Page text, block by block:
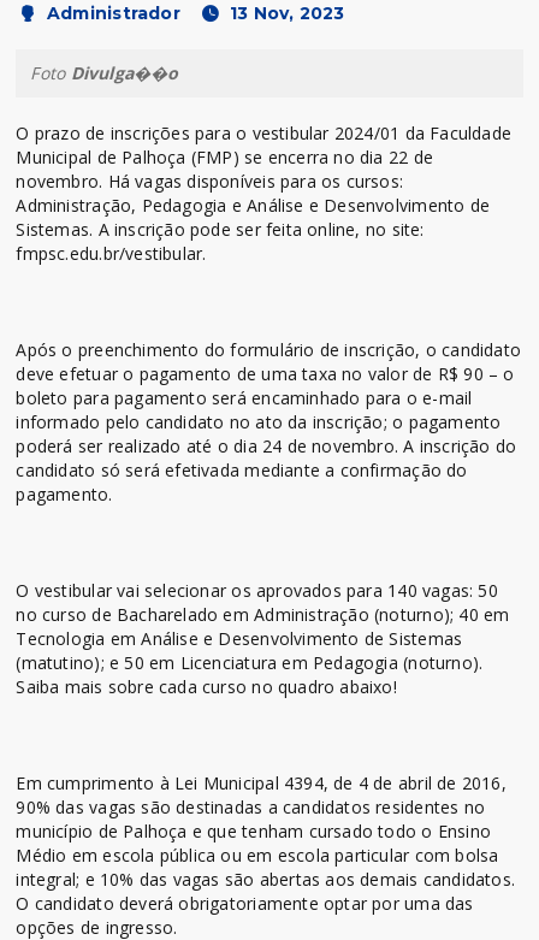
Administrador 13 Nov, 2023
Foto Divulga��o
O prazo de inscrições para o vestibular 2024/01 da Faculdade
Municipal de Palhoça (FMP) se encerra no dia 22 de
novembro. Há vagas disponíveis para os cursos:
Administração, Pedagogia e Análise e Desenvolvimento de
Sistemas. A inscrição pode ser feita online, no site:
fmpsc.edu.br/vestibular.
Após o preenchimento do formulário de inscrição, o candidato
deve efetuar o pagamento de uma taxa no valor de R$ 90 – o
boleto para pagamento será encaminhado para o e-mail
informado pelo candidato no ato da inscrição; o pagamento
poderá ser realizado até o dia 24 de novembro. A inscrição do
candidato só será efetivada mediante a confirmação do
pagamento.
O vestibular vai selecionar os aprovados para 140 vagas: 50
no curso de Bacharelado em Administração (noturno); 40 em
Tecnologia em Análise e Desenvolvimento de Sistemas
(matutino); e 50 em Licenciatura em Pedagogia (noturno).
Saiba mais sobre cada curso no quadro abaixo!
Em cumprimento à Lei Municipal 4394, de 4 de abril de 2016,
90% das vagas são destinadas a candidatos residentes no
município de Palhoça e que tenham cursado todo o Ensino
Médio em escola pública ou em escola particular com bolsa
integral; e 10% das vagas são abertas aos demais candidatos.
O candidato deverá obrigatoriamente optar por uma das
opções de ingresso.